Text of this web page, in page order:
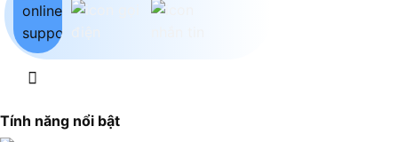
Tính năng nổi bật